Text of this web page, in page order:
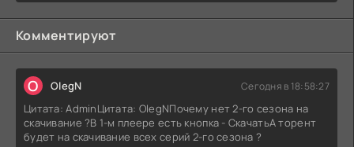
Комментируют
O OlegN Сегодня в 18:58:27
Цитата: AdminЦитата: OlegNПочему нет 2-го сезона на
скачивание ?В 1-м плеере есть кнопка - СкачатьА торент
будет на скачивание всех серий 2-го сезона ?